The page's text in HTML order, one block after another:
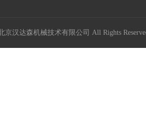
京汉达森机械技术有限公司 All Rights